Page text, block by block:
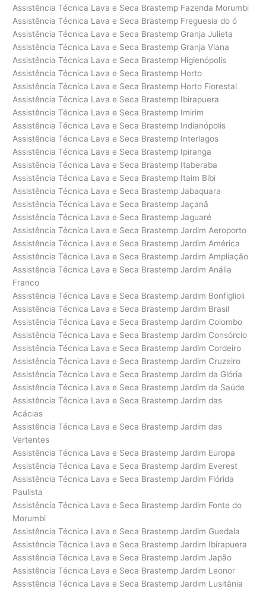
Assistência Técnica Lava e Seca Brastemp Fazenda Morumbi
Assistência Técnica Lava e Seca Brastemp Freguesia do ó
Assistência Técnica Lava e Seca Brastemp Granja Julieta
Assistência Técnica Lava e Seca Brastemp Granja Viana
Assistência Técnica Lava e Seca Brastemp Higienópolis
Assistência Técnica Lava e Seca Brastemp Horto
Assistência Técnica Lava e Seca Brastemp Horto Florestal
Assistência Técnica Lava e Seca Brastemp Ibirapuera
Assistência Técnica Lava e Seca Brastemp Imirim
Assistência Técnica Lava e Seca Brastemp Indianópolis
Assistência Técnica Lava e Seca Brastemp Interlagos
Assistência Técnica Lava e Seca Brastemp Ipiranga
Assistência Técnica Lava e Seca Brastemp Itaberaba
Assistência Técnica Lava e Seca Brastemp Itaim Bibi
Assistência Técnica Lava e Seca Brastemp Jabaquara
Assistência Técnica Lava e Seca Brastemp Jaçanã
Assistência Técnica Lava e Seca Brastemp Jaguaré
Assistência Técnica Lava e Seca Brastemp Jardim Aeroporto
Assistência Técnica Lava e Seca Brastemp Jardim América
Assistência Técnica Lava e Seca Brastemp Jardim Ampliação
Assistência Técnica Lava e Seca Brastemp Jardim Anália
Franco
Assistência Técnica Lava e Seca Brastemp Jardim Bonfiglioli
Assistência Técnica Lava e Seca Brastemp Jardim Brasil
Assistência Técnica Lava e Seca Brastemp Jardim Colombo
Assistência Técnica Lava e Seca Brastemp Jardim Consórcio
Assistência Técnica Lava e Seca Brastemp Jardim Cordeiro
Assistência Técnica Lava e Seca Brastemp Jardim Cruzeiro
Assistência Técnica Lava e Seca Brastemp Jardim da Glória
Assistência Técnica Lava e Seca Brastemp Jardim da Saúde
Assistência Técnica Lava e Seca Brastemp Jardim das
Acácias
Assistência Técnica Lava e Seca Brastemp Jardim das
Vertentes
Assistência Técnica Lava e Seca Brastemp Jardim Europa
Assistência Técnica Lava e Seca Brastemp Jardim Everest
Assistência Técnica Lava e Seca Brastemp Jardim Flórida
Paulista
Assistência Técnica Lava e Seca Brastemp Jardim Fonte do
Morumbi
Assistência Técnica Lava e Seca Brastemp Jardim Guedala
Assistência Técnica Lava e Seca Brastemp Jardim Ibirapuera
Assistência Técnica Lava e Seca Brastemp Jardim Japão
Assistência Técnica Lava e Seca Brastemp Jardim Leonor
Assistência Técnica Lava e Seca Brastemp Jardim Lusitânia